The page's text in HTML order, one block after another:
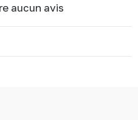
aucun avis